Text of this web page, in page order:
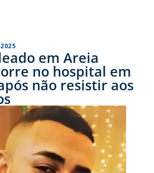
em Areia
no hospital em
não resistir aos